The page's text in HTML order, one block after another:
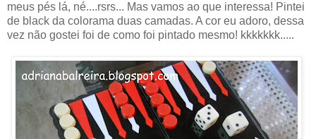
meus pés lá, né....rsrs... Mas vamos ao que interessa! Pintei
de black da colorama duas camadas. A cor eu adoro, dessa
vez não gostei foi de como foi pintado mesmo! kkkkkkk.....